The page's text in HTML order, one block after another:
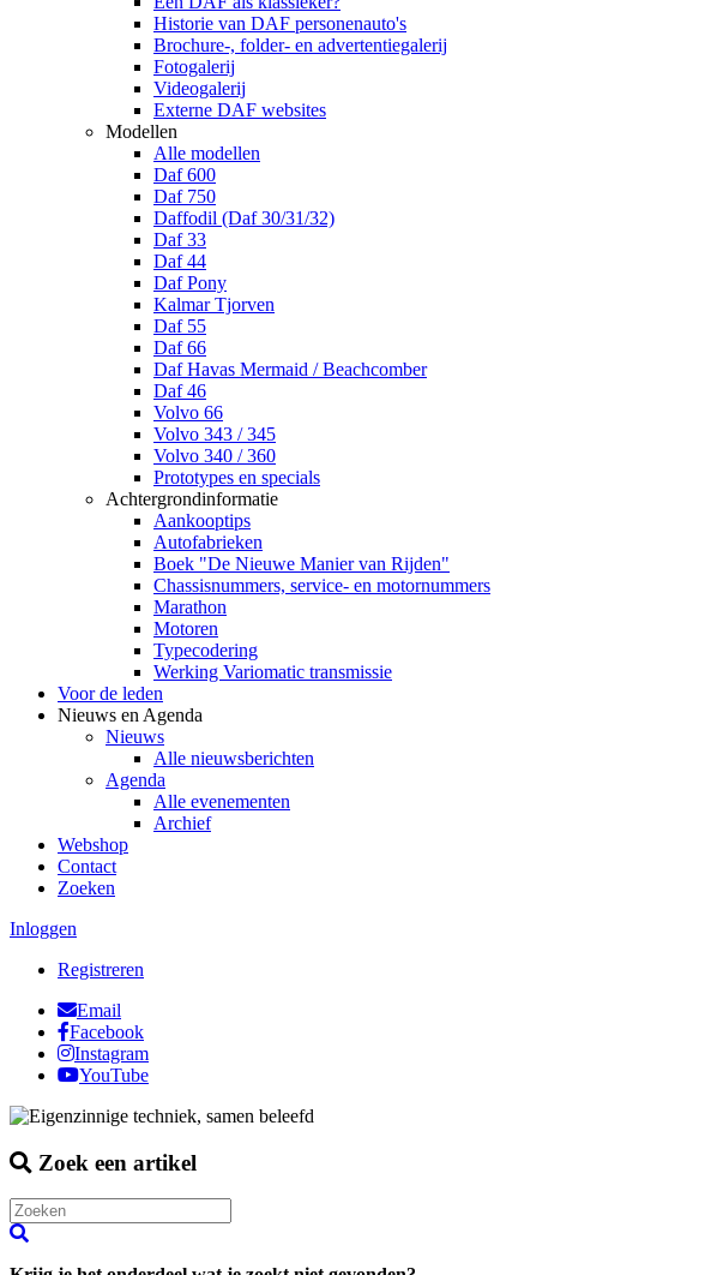
Historie van DAF personenauto's
Brochure-, folder- en advertentiegalerij
Fotogalerij
Videogalerij
Externe DAF websites
Modellen
Alle modellen
Daf 600
Daf 750
Daffodil (Daf 30/31/32)
Daf 33
Daf 44
Daf Pony
Kalmar Tjorven
Daf 55
Daf 66
Daf Havas Mermaid / Beachcomber
Daf 46
Volvo 66
Volvo 343 / 345
Volvo 340 / 360
Prototypes en specials
Achtergrondinformatie
Aankooptips
Autofabrieken
Boek "De Nieuwe Manier van Rijden"
Chassisnummers, service- en motornummers
Marathon
Motoren
Typecodering
Werking Variomatic transmissie
Voor de leden
Nieuws en Agenda
Nieuws
Alle nieuwsberichten
Agenda
Alle evenementen
Archief
Webshop
Contact
Zoeken
Inloggen
Registreren
Email
Facebook
Instagram
YouTube
Zoek een artikel